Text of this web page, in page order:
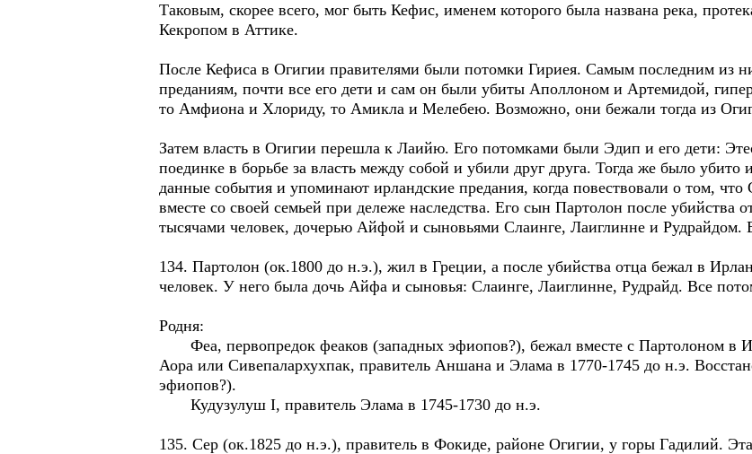
Таковым, скорее всего, мог быть Кефис, именем которого была названа река,
Кекропом в Аттике.
После Кефиса в Огигии правителями были потомки Гириея. Самым последним из
преданиям, почти все его дети и сам он были убиты Аполлоном и Артемидой,
то Амфиона и Хлориду, то Амикла и Мелебею. Возможно, они бежали тогда из
Затем власть в Огигии перешла к Лаийю. Его потомками были Эдип и его дети:
поединке в борьбе за власть между собой и убили друг друга. Тогда же было
данные события и упоминают ирландские предания, когда повествовали о том,
вместе со своей семьей при дележе наследства. Его сын Партолон после убийства
тысячами человек, дочерью Айфой и сыновьями Слаинге, Лаиглинне и
134. Партолон (ок.1800 до н.э.), жил в Греции, а после убийства отца бежал в
человек. У него была дочь Айфа и сыновья: Слаинге, Лаиглинне, Рудрайд. Все
Родня:
Феа, первопредок феаков (западных эфиопов?), бежал вместе с Партолоном в
Аора или Сивепалархухпак, правитель Аншана и Элама в 1770-1745 до н.э.
эфиопов?).
Кудузулуш I, правитель Элама в 1745-1730 до н.э.
135. Сер (ок.1825 до н.э.), правитель в Фокиде, районе Огигии, у горы Гадилий.